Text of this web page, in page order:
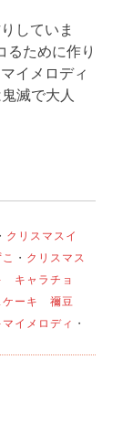
していま
るために作り
イメロディ
滅で大人
・ クリスマスイ
・ クリスマス
キャラチョ
ケーキ 禰豆
イメロディ ・